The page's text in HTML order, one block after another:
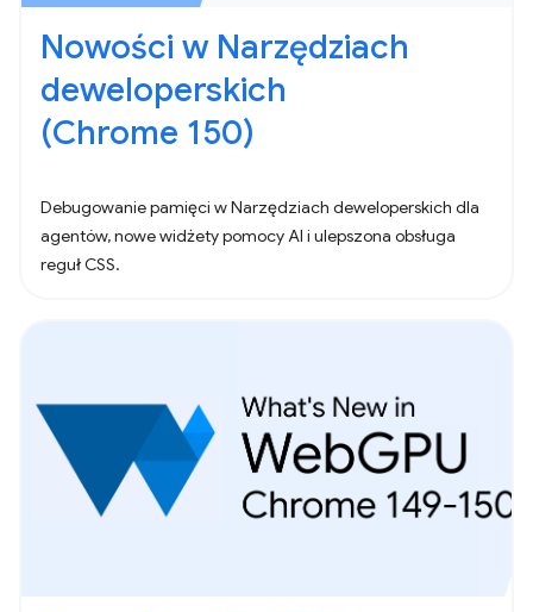
Nowości w Narzędziach
deweloperskich
(Chrome 150)
Debugowanie pamięci w Narzędziach deweloperskich dla
agentów, nowe widżety pomocy AI i ulepszona obsługa
reguł CSS.